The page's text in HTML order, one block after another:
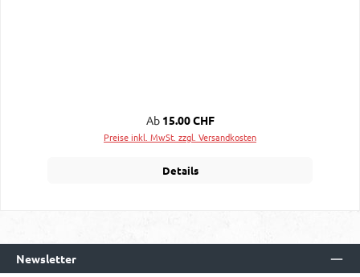
Regulärer Preis:
Ab 15.00 CHF
Preise inkl. MwSt. zzgl. Versandkosten
Details
Newsletter